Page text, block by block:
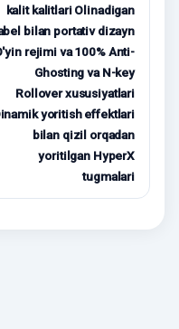
kalit kalitlari Olinadigan
bilan portativ dizayn
rejimi va 100% Anti-
Ghosting va N-key
Rollover xususiyatlari
yoritish effektlari
bilan qizil orqadan
yoritilgan HyperX
tugmalari